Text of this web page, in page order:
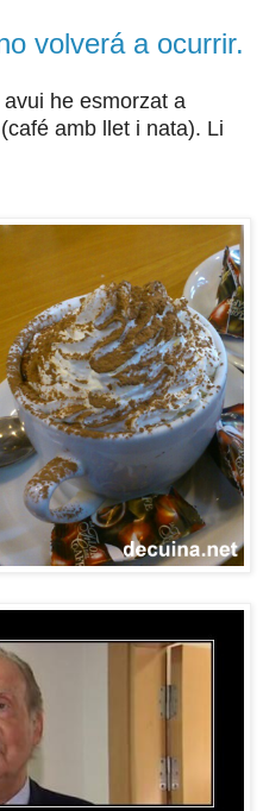
volverá a ocurrir.
he esmorzat a
amb llet i nata). Li